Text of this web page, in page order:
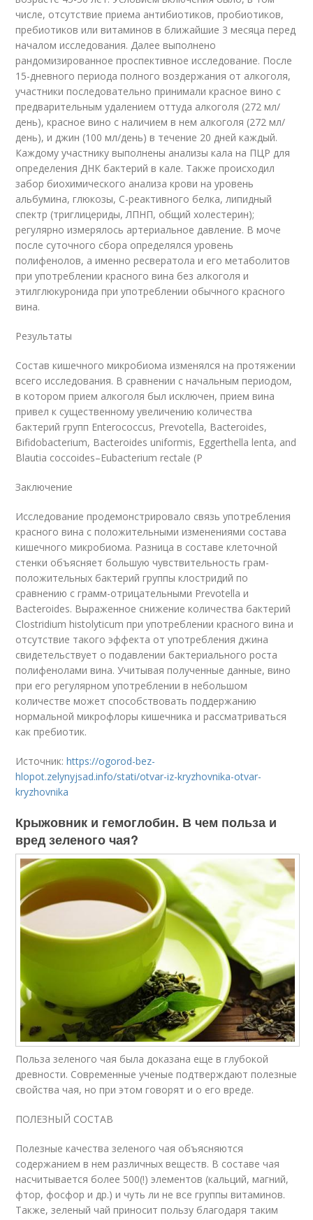
числе, отсутствие приема антибиотиков, пробиотиков,
пребиотиков или витаминов в ближайшие 3 месяца перед
началом исследования. Далее выполнено
рандомизированное проспективное исследование. После
15-дневного периода полного воздержания от алкоголя,
участники последовательно принимали красное вино с
предварительным удалением оттуда алкоголя (272 мл/
день), красное вино с наличием в нем алкоголя (272 мл/
день), и джин (100 мл/день) в течение 20 дней каждый.
Каждому участнику выполнены анализы кала на ПЦР для
определения ДНК бактерий в кале. Также происходил
забор биохимического анализа крови на уровень
альбумина, глюкозы, C-реактивного белка, липидный
спектр (триглицериды, ЛПНП, общий холестерин);
регулярно измерялось артериальное давление. В моче
после суточного сбора определялся уровень
полифенолов, а именно ресвератола и его метаболитов
при употреблении красного вина без алкоголя и
этилглюкуронида при употреблении обычного красного
вина.
Результаты
Состав кишечного микробиома изменялся на протяжении
всего исследования. В сравнении с начальным периодом,
в котором прием алкоголя был исключен, прием вина
привел к существенному увеличению количества
бактерий групп Enterococcus, Prevotella, Bacteroides,
Bifidobacterium, Bacteroides uniformis, Eggerthella lenta, and
Blautia coccoides–Eubacterium rectale (P
Заключение
Исследование продемонстрировало связь употребления
красного вина с положительными изменениями состава
кишечного микробиома. Разница в составе клеточной
стенки объясняет большую чувствительность грам-
положительных бактерий группы клостридий по
сравнению с грамм-отрицательными Prevotella и
Bacteroides. Выраженное снижение количества бактерий
Clostridium histolyticum при употреблении красного вина и
отсутствие такого эффекта от употребления джина
свидетельствует о подавлении бактериального роста
полифенолами вина. Учитывая полученные данные, вино
при его регулярном употреблении в небольшом
количестве может способствовать поддержанию
нормальной микрофлоры кишечника и рассматриваться
как пребиотик.
Источник:https://ogorod-bez-
hlopot.zelynyjsad.info/stati/otvar-iz-kryzhovnika-otvar-
kryzhovnika
Крыжовник и гемоглобин. В чем польза и
вред зеленого чая?
Польза зеленого чая была доказана еще в глубокой
древности. Современные ученые подтверждают полезные
свойства чая, но при этом говорят и о его вреде.
ПОЛЕЗНЫЙ СОСТАВ
Полезные качества зеленого чая объясняются
содержанием в нем различных веществ. В составе чая
насчитывается более 500(!) элементов (кальций, магний,
фтор, фосфор и др.) и чуть ли не все группы витаминов.
Также, зеленый чай приносит пользу благодаря таким